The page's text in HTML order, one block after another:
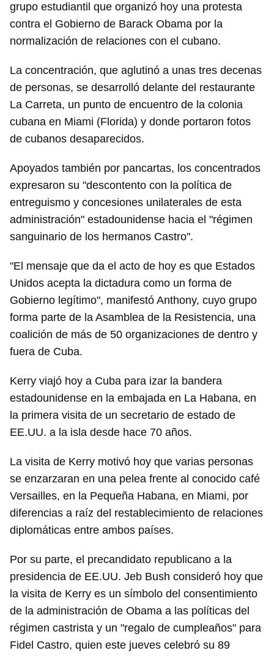
grupo estudiantil que organizó hoy una protesta
contra el Gobierno de Barack Obama por la
normalización de relaciones con el cubano.
La concentración, que aglutinó a unas tres decenas
de personas, se desarrolló delante del restaurante
La Carreta, un punto de encuentro de la colonia
cubana en Miami (Florida) y donde portaron fotos
de cubanos desaparecidos.
Apoyados también por pancartas, los concentrados
expresaron su "descontento con la política de
entreguismo y concesiones unilaterales de esta
administración" estadounidense hacia el "régimen
sanguinario de los hermanos Castro".
"El mensaje que da el acto de hoy es que Estados
Unidos acepta la dictadura como un forma de
Gobierno legítimo", manifestó Anthony, cuyo grupo
forma parte de la Asamblea de la Resistencia, una
coalición de más de 50 organizaciones de dentro y
fuera de Cuba.
Kerry viajó hoy a Cuba para izar la bandera
estadounidense en la embajada en La Habana, en
la primera visita de un secretario de estado de
EE.UU. a la isla desde hace 70 años.
La visita de Kerry motivó hoy que varias personas
se enzarzaran en una pelea frente al conocido café
Versailles, en la Pequeña Habana, en Miami, por
diferencias a raíz del restablecimiento de relaciones
diplomáticas entre ambos países.
Por su parte, el precandidato republicano a la
presidencia de EE.UU. Jeb Bush consideró hoy que
la visita de Kerry es un símbolo del consentimiento
de la administración de Obama a las políticas del
régimen castrista y un "regalo de cumpleaños" para
Fidel Castro, quien este jueves celebró su 89